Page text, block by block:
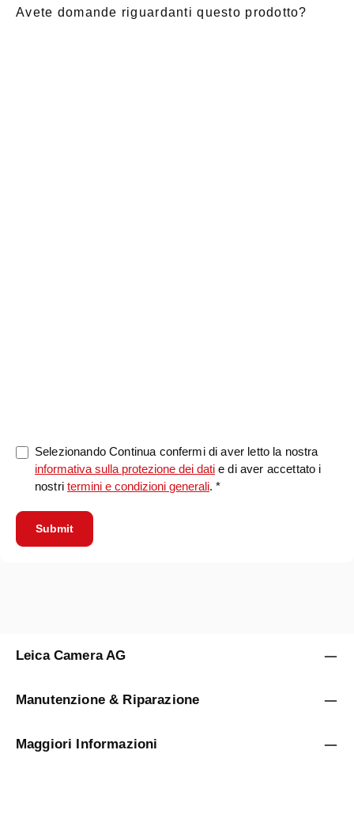
Avete domande riguardanti questo prodotto?
Selezionando Continua confermi di aver letto la nostra
informativa sulla protezione dei dati e di aver accettato i
nostritermini e condizioni generali. *
Submit
Leica Camera AG
Manutenzione & Riparazione
Maggiori Informazioni